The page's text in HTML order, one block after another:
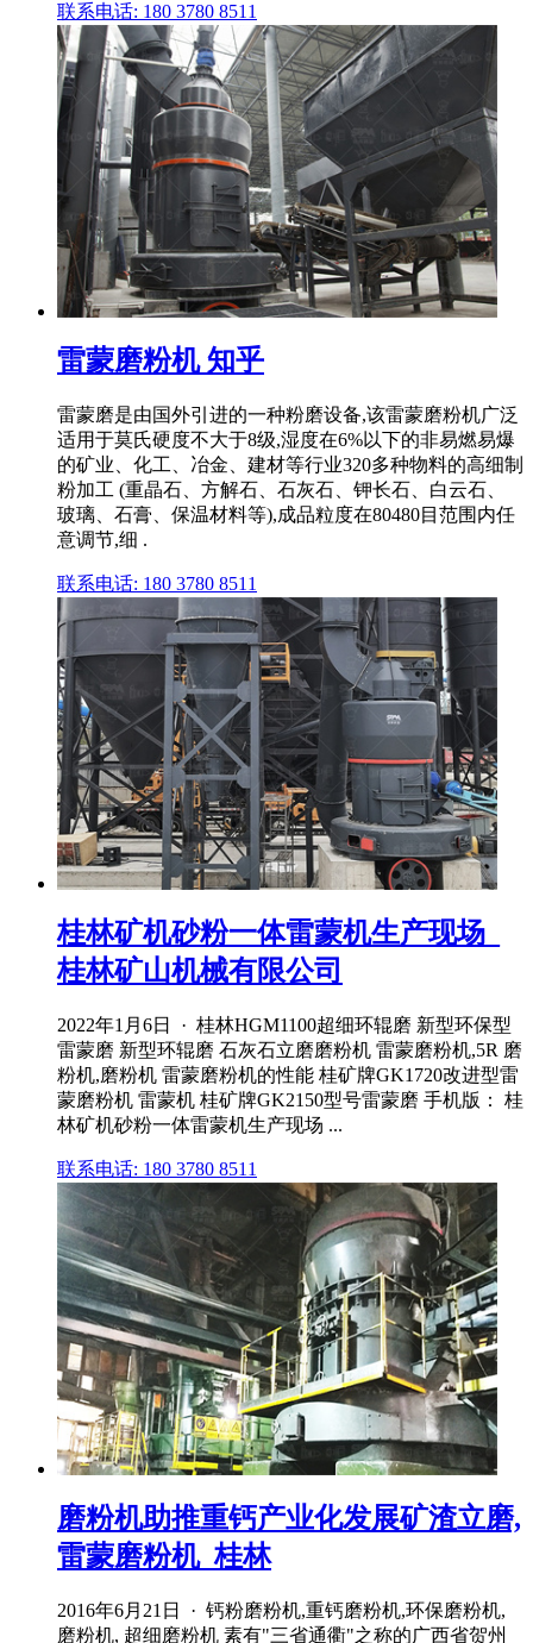
联系电话: 180 3780 8511
雷蒙磨粉机 知乎
雷蒙磨是由国外引进的一种粉磨设备,该雷蒙磨粉机广泛
适用于莫氏硬度不大于8级,湿度在6%以下的非易燃易爆
的矿业、化工、冶金、建材等行业320多种物料的高细制
粉加工 (重晶石、方解石、石灰石、钾长石、白云石、
玻璃、石膏、保温材料等),成品粒度在80480目范围内任
意调节,细 .
联系电话: 180 3780 8511
桂林矿机砂粉一体雷蒙机生产现场_
桂林矿山机械有限公司
2022年1月6日 · 桂林HGM1100超细环辊磨 新型环保型
雷蒙磨 新型环辊磨 石灰石立磨磨粉机 雷蒙磨粉机,5R 磨
粉机,磨粉机 雷蒙磨粉机的性能 桂矿牌GK1720改进型雷
蒙磨粉机 雷蒙机 桂矿牌GK2150型号雷蒙磨 手机版： 桂
林矿机砂粉一体雷蒙机生产现场 ...
联系电话: 180 3780 8511
磨粉机助推重钙产业化发展矿渣立磨,
雷蒙磨粉机_桂林
2016年6月21日 · 钙粉磨粉机,重钙磨粉机,环保磨粉机,
磨粉机, 超细磨粉机 素有"三省通衢"之称的广西省贺州